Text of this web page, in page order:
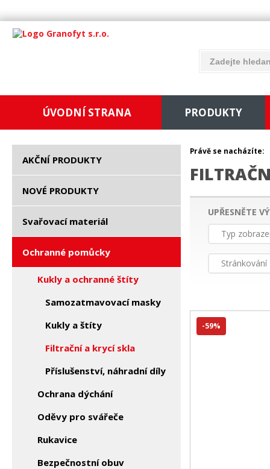
ÚVODNÍ STRANA PRODUKTY
AKČNÍ PRODUKTY
NOVÉ PRODUKTY
Svařovací materiál
Ochranné pomůcky
Kukly a ochranné štíty
Samozatmavovací masky
Kukly a štíty
Filtrační a krycí skla
Příslušenství, náhradní díly
Ochrana dýchání
Oděvy pro svářeče
Rukavice
Bezpečnostní obuv
Právě se nacházíte:
UPŘESNĚTE
Typ
Stránkování
-59%